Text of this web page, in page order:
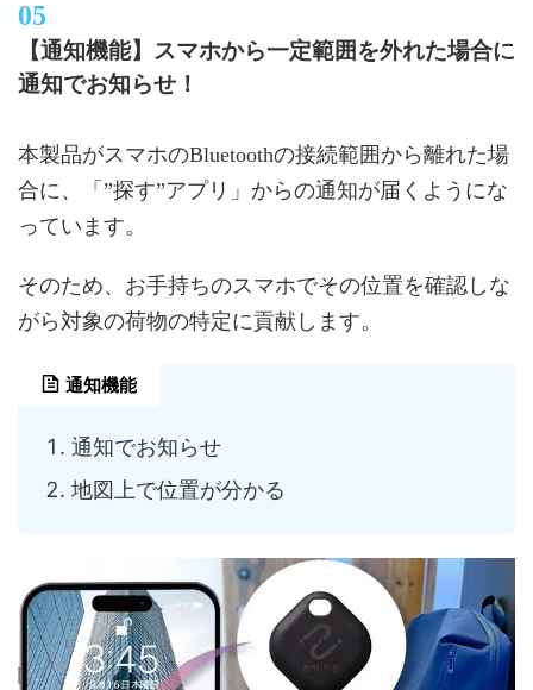
【通知機能】スマホから一定範囲を外れた場合に
通知でお知らせ！
本製品がスマホのBluetoothの接続範囲から離れた場
合に、「”探す”アプリ」からの通知が届くようにな
っています。
そのため、お手持ちのスマホでその位置を確認しな
がら対象の荷物の特定に貢献します。
通知機能
通知でお知らせ
地図上で位置が分かる